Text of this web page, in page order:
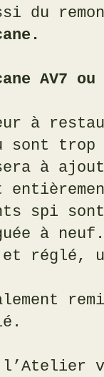
du
AV7 ou
à
sont
à
spi sont
à neuf.
réglé,